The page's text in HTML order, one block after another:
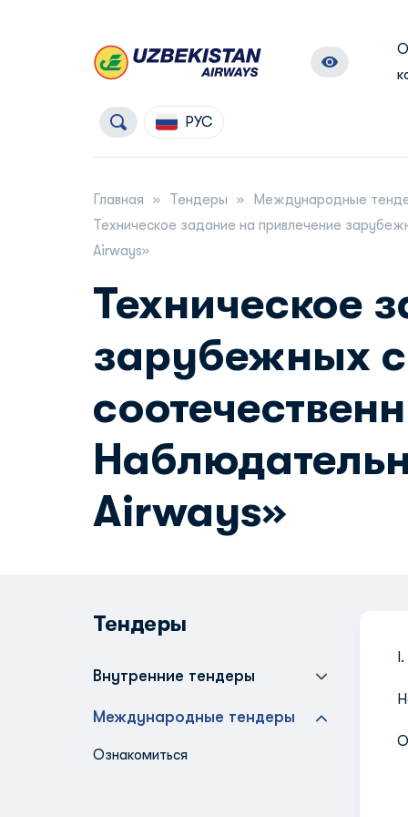
О
РУС
Главная Тендеры
Международные
Техническое задание на привлечение
Airways»
Техническое
зарубежных
Airways»
Тендеры
Внутренние тендеры
Международные тендеры
Ознакомиться